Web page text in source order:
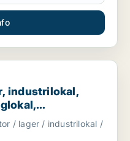
butik, klinik,
industrilokal,
hotell
/ lager / industrilokal /